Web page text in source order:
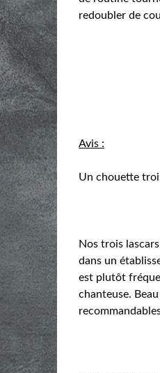
redoubler de
Avis :
Un chouette
Nos trois
dans un
est plutôt
chanteuse.